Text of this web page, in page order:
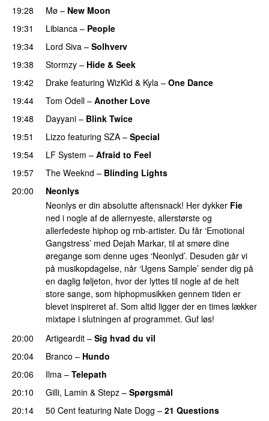
19:28
Mø – New Moon
19:31
Libianca – People
19:34 Lord Siva – Solhverv
19:38
Stormzy – Hide & Seek
19:42
Drake featuring WizKid & Kyla – One Dance
19:44
Tom Odell – Another Love
19:48
Dayyani – Blink Twice
19:51 Lizzo featuring SZA – Special
19:54
LF System – Afraid to Feel
19:57 The Weeknd – Blinding Lights
20:00
Neonlys
Neonlys er din absolutte aftensnack! Her dykker Fie
ned i nogle af de allernyeste, allerstørste og
allerfedeste hiphop og rnb-artister. Du får ‘Emotional
Gangstress’ med Dejah Markar, til at smøre dine
øregange som denne uges ‘Neonlyd’. Desuden går vi
på musikopdagelse, når ‘Ugens Sample’ sender dig på
en daglig føljeton, hvor der lyttes til nogle af de helt
store sange, som hiphopmusikken gennem tiden er
blevet inspireret af. Som altid ligger der en times lækker
mixtape i slutningen af programmet. Guf løs!
20:00
Artigeardit – Sig hvad du vil
20:04 Branco – Hundo
20:06
Ilma – Telepath
20:10
Gilli, Lamin & Stepz – Spørgsmål
20:14
50 Cent featuring Nate Dogg – 21 Questions